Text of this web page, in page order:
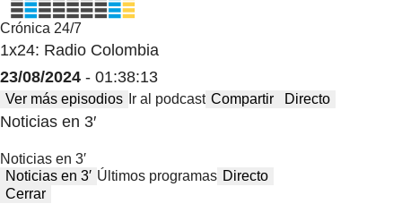
Crónica 24/7
1x24: Radio Colombia
23/08/2024 - 01:38:13
Ver más episodios Ir al podcast Compartir Directo
Noticias en 3′
Noticias en 3′
Noticias en 3′ Últimos programas Directo
Cerrar